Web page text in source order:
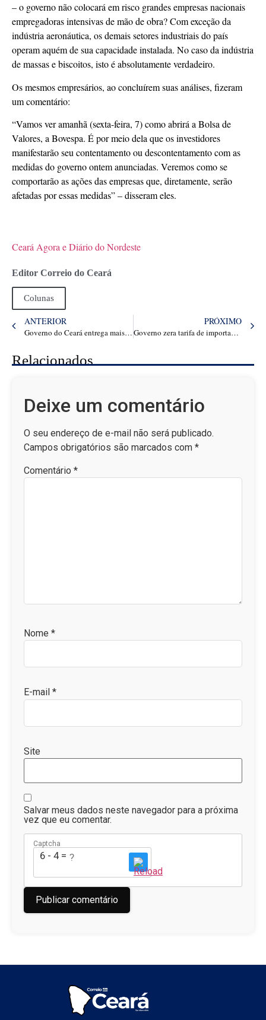
– o governo não colocará em risco grandes empresas nacionais
empregadoras intensivas de mão de obra? Com exceção da
indústria aeronáutica, os demais setores industriais do país
operam aquém de sua capacidade instalada. No caso da indústria
de massas e biscoitos, isto é absolutamente verdadeiro.
Os mesmos empresários, ao concluírem suas análises, fizeram
um comentário:
“Vamos ver amanhã (sexta-feira, 7) como abrirá a Bolsa de
Valores, a Bovespa. É por meio dela que os investidores
manifestarão seu contentamento ou descontentamento com as
medidas do governo ontem anunciadas. Veremos como se
comportarão as ações das empresas que, diretamente, serão
afetadas por essas medidas” – disseram eles.
Ceará Agora e Diário do Nordeste
Editor Correio do Ceará
Colunas
ANTERIOR
Governo do Ceará entrega mais de 7 mil tablets para alunos, em Quixadá
PRÓXIMO
Governo zera tarifa de importação de 9 alimentos para reduzir preços
Relacionados
Deixe um comentário
O seu endereço de e-mail não será publicado.
Campos obrigatórios são marcados com *
Comentário *
Nome *
E-mail *
Site
Salvar meus dados neste navegador para a próxima
vez que eu comentar.
Captcha
6 - 4 = ?